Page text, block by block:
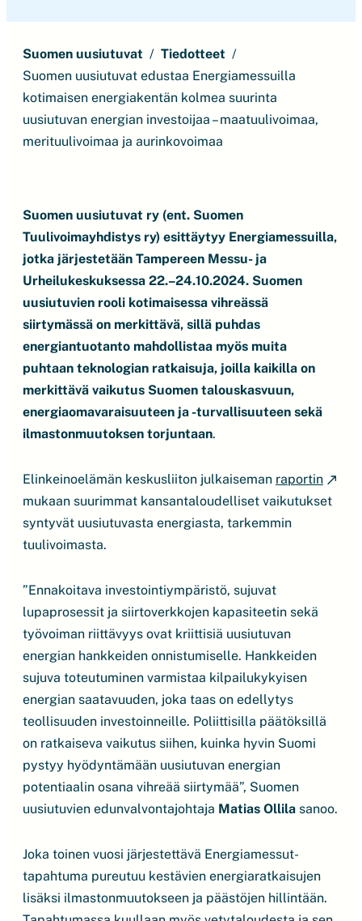
Suomen uusiutuvat
Tiedotteet
Suomen uusiutuvat edustaa Energiamessuilla
kotimaisen energiakentän kolmea suurinta
uusiutuvan energian investoijaa – maatuulivoimaa,
merituulivoimaa ja aurinkovoimaa
Suomen uusiutuvat ry (ent. Suomen
Tuulivoimayhdistys ry) esittäytyy Energiamessuilla,
jotka järjestetään Tampereen Messu- ja
Urheilukeskuksessa 22.–24.10.2024. Suomen
uusiutuvien rooli kotimaisessa vihreässä
siirtymässä on merkittävä, sillä puhdas
energiantuotanto mahdollistaa myös muita
puhtaan teknologian ratkaisuja, joilla kaikilla on
merkittävä vaikutus Suomen talouskasvuun,
energiaomavaraisuuteen ja -turvallisuuteen sekä
ilmastonmuutoksen torjuntaan.
Elinkeinoelämän keskusliiton julkaiseman raportin
mukaan suurimmat kansantaloudelliset vaikutukset
syntyvät uusiutuvasta energiasta, tarkemmin
tuulivoimasta.
”Ennakoitava investointiympäristö, sujuvat
lupaprosessit ja siirtoverkkojen kapasiteetin sekä
työvoiman riittävyys ovat kriittisiä uusiutuvan
energian hankkeiden onnistumiselle. Hankkeiden
sujuva toteutuminen varmistaa kilpailukykyisen
energian saatavuuden, joka taas on edellytys
teollisuuden investoinneille. Poliittisilla päätöksillä
on ratkaiseva vaikutus siihen, kuinka hyvin Suomi
pystyy hyödyntämään uusiutuvan energian
potentiaalin osana vihreää siirtymää”, Suomen
uusiutuvien edunvalvontajohtaja Matias Ollila sanoo.
Joka toinen vuosi järjestettävä Energiamessut-
tapahtuma pureutuu kestävien energiaratkaisujen
lisäksi ilmastonmuutokseen ja päästöjen hillintään.